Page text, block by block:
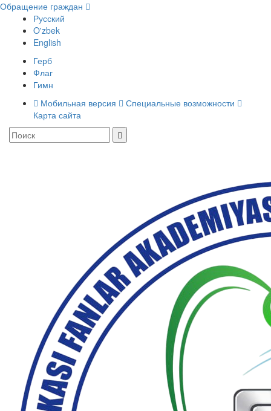
Обращение граждан
Русский
O'zbek
English
Герб
Флаг
Гимн
Мобильная версия
Специальные возможности
Карта сайта